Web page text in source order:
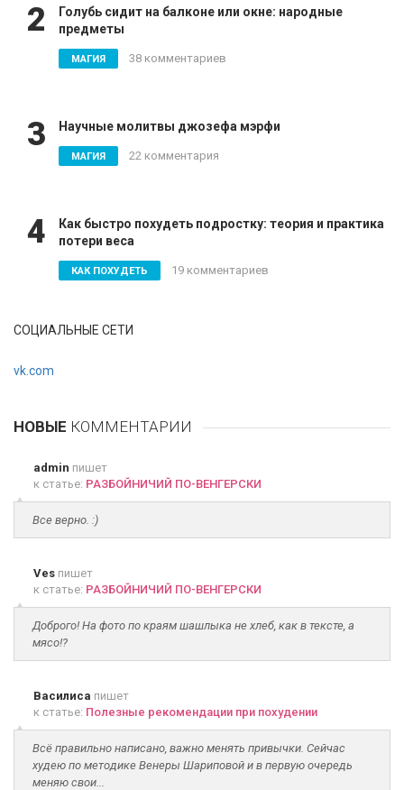
2
Голубь сидит на балконе или окне: народные
предметы
МАГИЯ 38 комментариев
3 Научные молитвы джозефа мэрфи
МАГИЯ 22 комментария
4
Как быстро похудеть подростку: теория и практика
потери веса
КАК ПОХУДЕТЬ 19 комментариев
СОЦИАЛЬНЫЕ СЕТИ
vk.com
НОВЫЕ КОММЕНТАРИИ
admin пишет
к статье: РАЗБОЙНИЧИЙ ПО-ВЕНГЕРСКИ
Все верно. :)
Ves пишет
к статье: РАЗБОЙНИЧИЙ ПО-ВЕНГЕРСКИ
Доброго! На фото по краям шашлыка не хлеб, как в тексте, а
мясо!?
Василиса пишет
к статье: Полезные рекомендации при похудении
Всё правильно написано, важно менять привычки. Сейчас
худею по методике Венеры Шариповой и в первую очередь
меняю свои...